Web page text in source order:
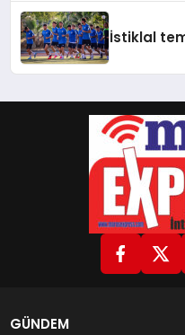
İstiklal
GÜNDEM